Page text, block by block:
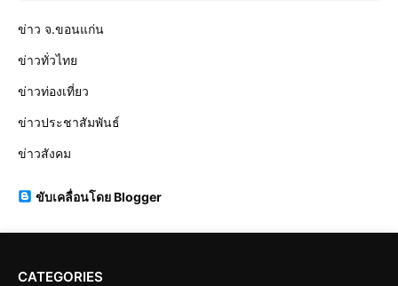
ข่าว จ.ขอนแก่น
ข่าวทั่วไทย
ข่าวท่องเที่ยว
ข่าวประชาสัมพันธ์
ข่าวสังคม
ขับเคลื่อนโดย Blogger
CATEGORIES